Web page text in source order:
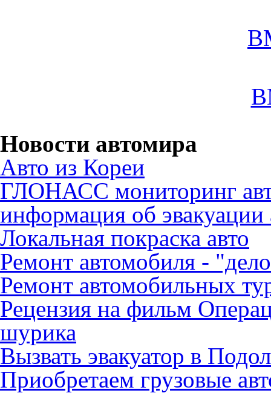
Новости автомира
Авто из Кореи
ГЛОНАСС мониторинг
информация об эвакуации
Локальная покраска авто
Ремонт автомобиля -
Ремонт автомобильных
Рецензия на фильм
шурика
Вызвать эвакуатор в
Приобретаем грузовые